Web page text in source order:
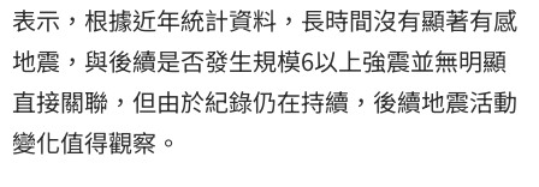
表示，根據近年統計資料，長時間沒有顯著有感
地震 ，與後續是否發生規模6以上強震並無明顯
直接關聯，但由於紀錄仍在持續，後續地震活動
變化值得觀察。